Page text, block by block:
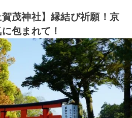
賀茂神社】縁結び祈願！京
包まれて！